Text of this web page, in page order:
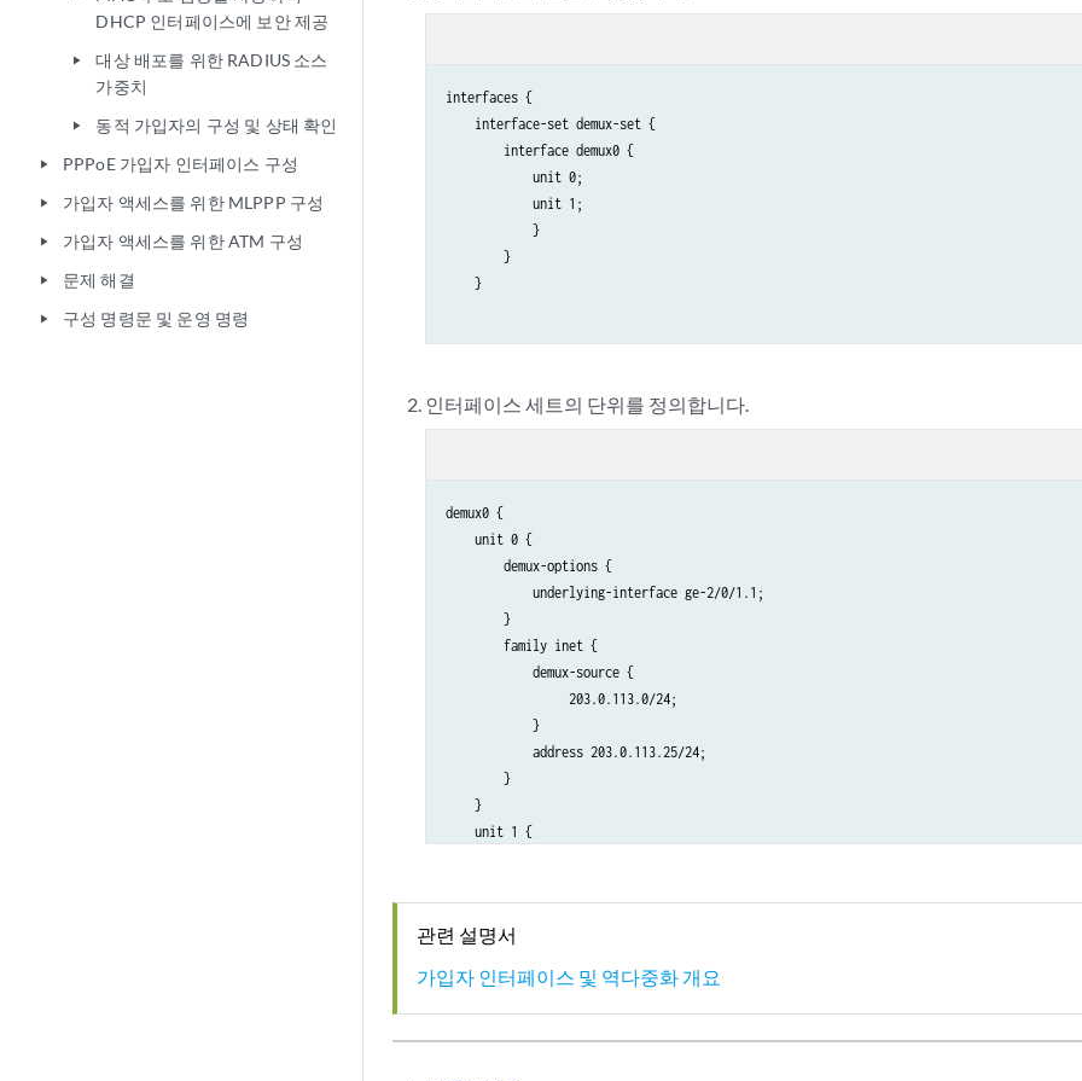
DHCP 인터페이스에 보안 제공
play_arrow
대상 배포를 위한 RADIUS 소스
가중치
play_arrow 동적 가입자의 구성 및 상태 확인
play_arrow PPPoE 가입자 인터페이스 구성
play_arrow 가입자 액세스를 위한 MLPPP 구성
play_arrow 가입자 액세스를 위한 ATM 구성
play_arrow 문제 해결
play_arrow 구성 명령문 및 운영 명령
interfaces {
    interface-set demux-set {
        interface demux0 {
            unit 0;
            unit 1;
            }
        }
    }
인터페이스 세트의 단위를 정의합니다.
demux0 {
    unit 0 {
        demux-options {
            underlying-interface ge-2/0/1.1;
        }
        family inet {
            demux-source {
                 203.0.113.0/24;
            }
            address 203.0.113.25/24;
        }
    }
    unit 1 {
        family inet {
                203.0.133.110/24;
            }
            address 203.0.113.12/24;
관련 설명서
가입자 인터페이스 및 역다중화 개요